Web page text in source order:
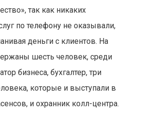
так как никаких
по телефону не оказывали,
деньги с клиентов. На
шесть человек, среди
бизнеса, бухгалтер, три
которые и выступали в
и охранник колл-центра.